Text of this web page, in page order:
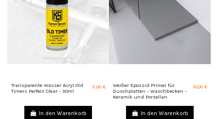
Transparente Wasser Acryl Old
Timers Perfect Clear - 30ml
5,00 €
In den Warenkorb
Weißer Epossid Primer für
Duschplatten - Waschbecken -
Keramik und Porzellan
10,00 €
In den Warenkorb